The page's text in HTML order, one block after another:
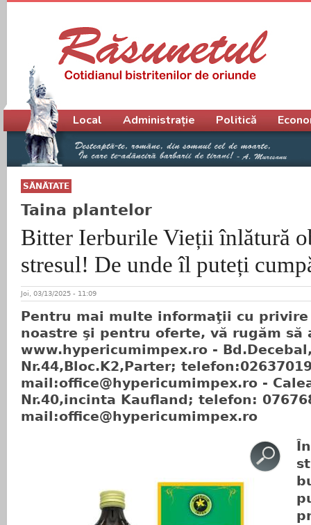
SĂNĂTATE
Taina plantelor
Bitter Ierburile Vieții înlătură
stresul! De unde îl puteți
Joi, 03/13/2025 - 11:09
Pentru mai multe informaţii cu
noastre şi pentru oferte, vă rugăm să
www.hypericumimpex.ro -
Nr.44,Bloc.K2,Parter;
mail:office@hypericumimpex.ro -
Nr.40,incinta Kaufland; telefon:
mail:office@hypericumimpex.ro
Meniu principal
Local Administrație Politică